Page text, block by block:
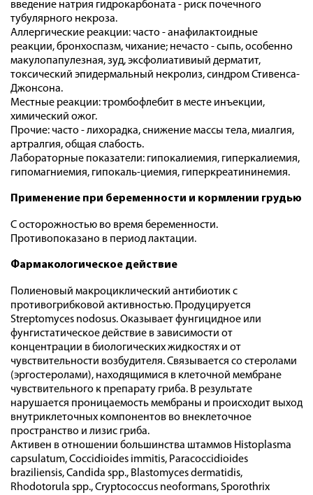
введение натрия гидрокарбоната - риск почечного
тубулярного некроза.
Аллергические реакции: часто - анафилактоидные
реакции, бронхоспазм, чихание; нечасто - сыпь, особенно
макулопапулезная, зуд, эксфолиативиый дерматит,
токсический эпидермальный некролиз, синдром Стивенса-
Джонсона.
Местные реакции: тромбофлебит в месте инъекции,
химический ожог.
Прочие: часто - лихорадка, снижение массы тела, миалгия,
артралгия, общая слабость.
Лабораторные показатели: гипокалиемия, гиперкалиемия,
гипомагниемия, гипокаль-циемия, гиперкреатининемия.
Применение при беременности и кормлении грудью
С осторожностью во время беременности.
Противопоказано в период лактации.
Фармакологическое действие
Полиеновый макроциклический антибиотик с
противогрибковой активностью. Продуцируется
Streptomyces nodosus. Оказывает фунгицидное или
фунгистатическое действие в зависимости от
концентрации в биологических жидкостях и от
чувствительности возбудителя. Связывается со стеролами
(эргостеролами), находящимися в клеточной мембране
чувствительного к препарату гриба. В результате
нарушается проницаемость мембраны и происходит выход
внутриклеточных компонентов во внеклеточное
пространство и лизис гриба.
Активен в отношении большинства штаммов Histoplasma
capsulatum, Coccidioides immitis, Paracoccidioides
braziliensis, Candida spp., Blastomyces dermatidis,
Rhodotorula spp., Cryptococcus neoformans, Sporothrix